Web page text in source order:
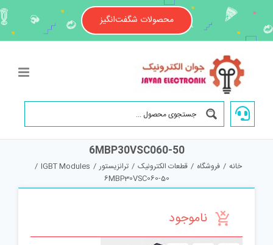
content
محصولات شگفت‌انگیز
6MBP30VSC060-50
خانه / فروشگاه / قطعات الکترونیک / ترانزیستور /
IGBT Modules
/
6MBP30VSC060-50
ناموجود